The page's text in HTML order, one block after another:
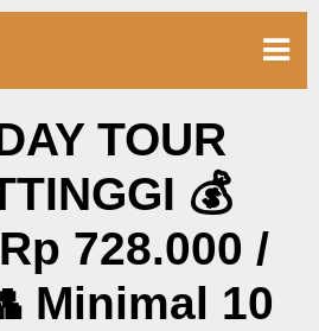
TOUR
💰
728.000 /
Minimal 10